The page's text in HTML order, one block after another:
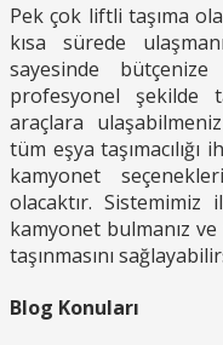
Pek çok liftli taşıma
kısa sürede
sayesinde
profesyonel şekilde
araçlara
tüm eşya
kamyonet
olacaktır. Sistemimiz
kamyonet bulmanız ve
taşınmasını
Blog Konuları